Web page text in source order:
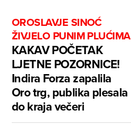
OROSLAVJE SINOĆ
ŽIVJELO PUNIM PLUĆIMA
KAKAV POČETAK
LJETNE POZORNICE!
Indira Forza zapalila
Oro trg, publika plesala
do kraja večeri